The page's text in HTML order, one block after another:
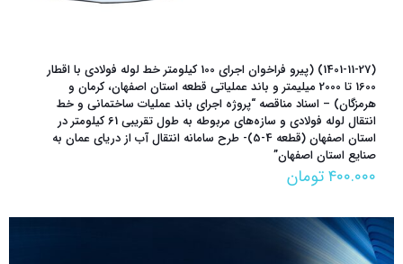
(1401-11-27) (پیرو فراخوان اجرای 100 کیلومتر خط لوله فولادی با اقطار
1600 تا 2000 میلیمتر و باند عملیاتی قطعه استان اصفهان، کرمان و
هرمزگان) – اسناد مناقصه “پروژه اجرای باند عملیات ساختمانی و خط
انتقال لوله فولادی و سازه‌های مربوطه به طول تقریبی 61 کیلومتر در
استان اصفهان (قطعه 4-5)- طرح سامانه انتقال آب از دریای عمان به
صنایع استان اصفهان”
۴۰۰.۰۰۰تومان